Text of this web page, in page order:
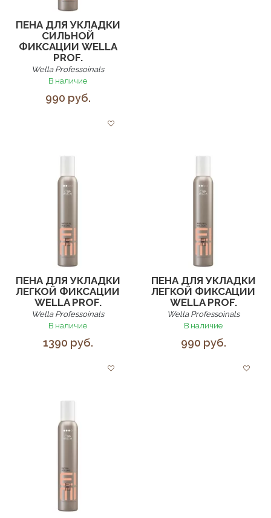
ПЕНА ДЛЯ УКЛАДКИ
СИЛЬНОЙ
ФИКСАЦИИ WELLA
PROF.
Wella Professoinals
В наличие
990 руб.
ПЕНА ДЛЯ УКЛАДКИ
ЛЕГКОЙ ФИКСАЦИИ
WELLA PROF.
Wella Professoinals
В наличие
1390 руб.
ПЕНА ДЛЯ УКЛАДКИ
ЛЕГКОЙ ФИКСАЦИИ
WELLA PROF.
Wella Professoinals
В наличие
990 руб.